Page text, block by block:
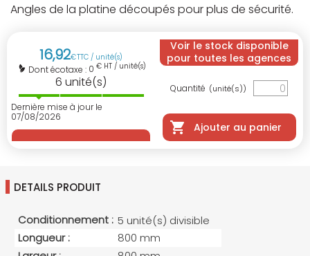
Angles de la platine découpés pour plus de sécurité.
16,92€TTC / unité(s)
Dont écotaxe : 0 € HT / unité(s)
6 unité(s)
Dernière mise à jour le
07/08/2026
Voir le stock disponible
pour toutes les agences
Quantité (unité(s))
Ajouter au panier
DETAILS PRODUIT
Conditionnement : 5 unité(s) divisible
Longueur :
800 mm